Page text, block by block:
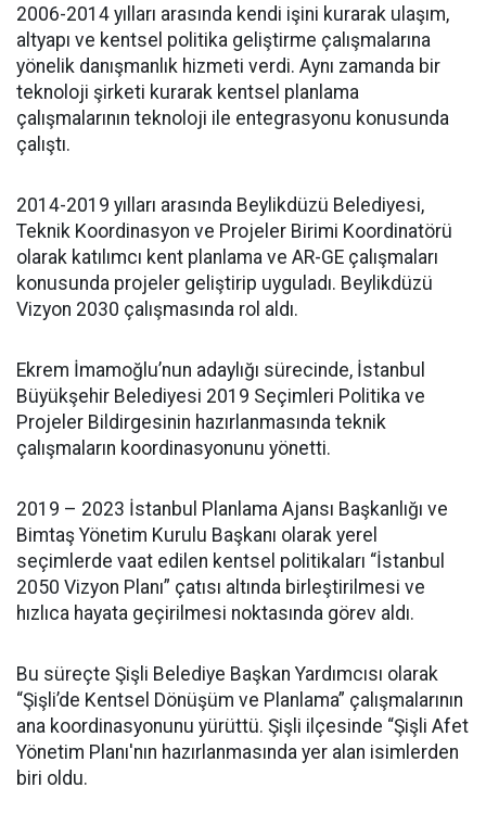
2006-2014 yılları arasında kendi işini kurarak ulaşım,
altyapı ve kentsel politika geliştirme çalışmalarına
yönelik danışmanlık hizmeti verdi. Aynı zamanda bir
teknoloji şirketi kurarak kentsel planlama
çalışmalarının teknoloji ile entegrasyonu konusunda
çalıştı.
2014-2019 yılları arasında Beylikdüzü Belediyesi,
Teknik Koordinasyon ve Projeler Birimi Koordinatörü
olarak katılımcı kent planlama ve AR-GE çalışmaları
konusunda projeler geliştirip uyguladı. Beylikdüzü
Vizyon 2030 çalışmasında rol aldı.
Ekrem İmamoğlu’nun adaylığı sürecinde, İstanbul
Büyükşehir Belediyesi 2019 Seçimleri Politika ve
Projeler Bildirgesinin hazırlanmasında teknik
çalışmaların koordinasyonunu yönetti.
2019 – 2023 İstanbul Planlama Ajansı Başkanlığı ve
Bimtaş Yönetim Kurulu Başkanı olarak yerel
seçimlerde vaat edilen kentsel politikaları “İstanbul
2050 Vizyon Planı” çatısı altında birleştirilmesi ve
hızlıca hayata geçirilmesi noktasında görev aldı.
Bu süreçte Şişli Belediye Başkan Yardımcısı olarak
“Şişli’de Kentsel Dönüşüm ve Planlama” çalışmalarının
ana koordinasyonunu yürüttü. Şişli ilçesinde “Şişli Afet
Yönetim Planı'nın hazırlanmasında yer alan isimlerden
biri oldu.